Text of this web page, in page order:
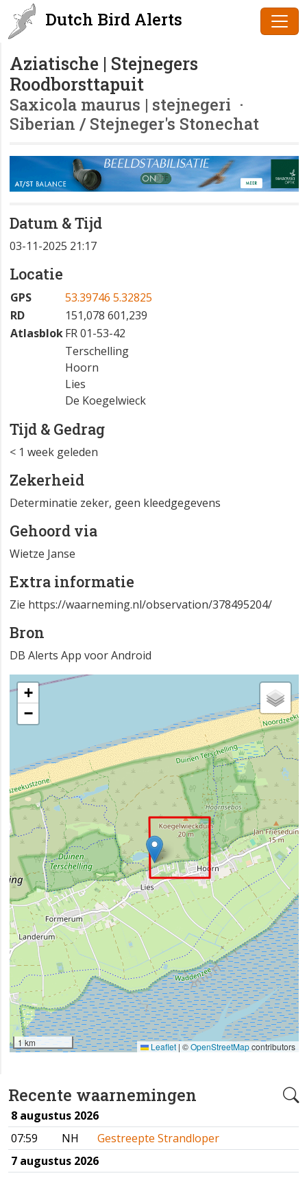
Dutch Bird Alerts
Recente waarnemingen
8 augustus 2026
07:59
NH
Gestreepte Strandloper
7 augustus 2026
Aziatische | Stejnegers
Roodborsttapuit
Saxicola maurus | stejnegeri ·
Siberian / Stejneger's Stonechat
Datum & Tijd
03-11-2025 21:17
Locatie
GPS
53.39746 5.32825
RD
151,078 601,239
AtlasblokFR 01-53-42
Terschelling
Hoorn
Lies
De Koegelwieck
Tijd & Gedrag
< 1 week geleden
Zekerheid
Determinatie zeker, geen kleedgegevens
Gehoord via
Wietze Janse
Extra informatie
Zie https://waarneming.nl/observation/378495204/
Bron
DB Alerts App voor Android
+
−
1 km Leaflet | ©OpenStreetMapcontributors